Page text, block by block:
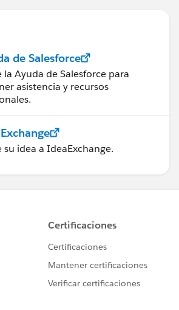
de Salesforce
la Ayuda de Salesforce para
asistencia y recursos
su idea a IdeaExchange.